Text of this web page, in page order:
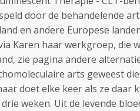
door de behandelende
en andere Europese
Karen haar werkgroep, die
zie pagina andere
arts geweest
doet elke keer als ze daar
weken. Uit de levende